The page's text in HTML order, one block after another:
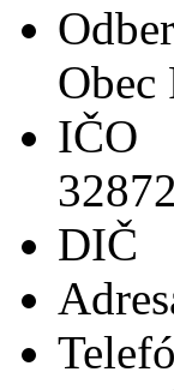
Obec
IČO
DIČ